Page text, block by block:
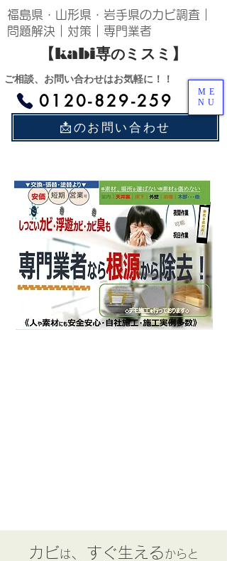
​【kabi​専の ミスミ】
​福島県・山形県・岩手県のカビ調査｜
問題解決｜対策｜​専門業者
​ご相談、お問い合わせはお気軽に！！
0120-829-259
📩のお問い合わせ
ME
NU
​カビは、すぐ生えるからと